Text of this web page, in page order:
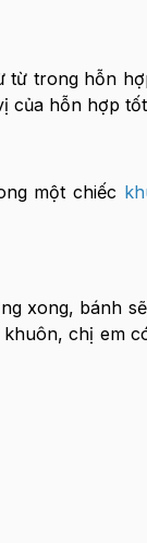
từ trong hỗn
của hỗn hợp
một chiếc
xong, bánh
chị em